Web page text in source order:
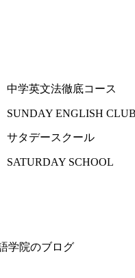
中学英文法徹底コース
SUNDAY ENGLISH CLUB
サタデースクール
SATURDAY SCHOOL
学院のブログ